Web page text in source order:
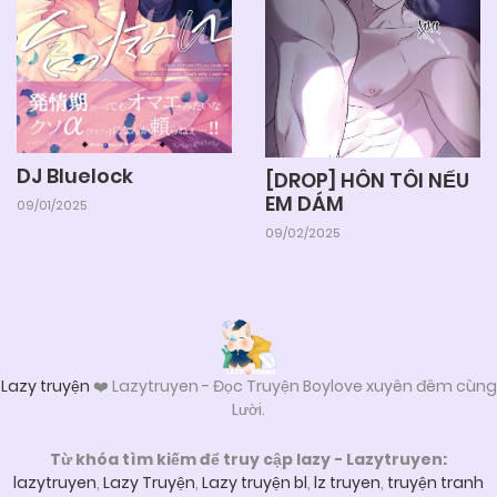
Chapter 13.1 05/06/2025
Chapter 12.9 05/06/2025
Chapter 12.6 05/06/2025
Chapter 12.5 05/06/2025
DJ Bluelock
09/01/2025
[DROP] HÔN TÔI NẾU
EM DÁM
09/02/2025
Lazy truyện ❤️ Lazytruyen - Đọc Truyện Boylove xuyên đêm cùng
Lười.
Từ khóa tìm kiếm để truy cập lazy - Lazytruyen:
lazytruyen, Lazy Truyện, Lazy truyện bl, lz truyen, truyện tranh